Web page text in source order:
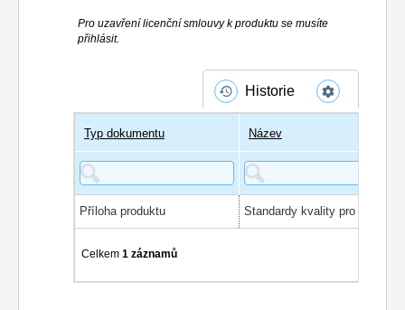
Pro uzavření licenční smlouvy k produktu se musíte
přihlásit.
Historie
Typ dokumentu Název
Příloha produktu
Celkem1 záznamů